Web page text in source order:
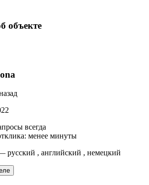
объекте
всегда
менее минуты
русский , английский , немецкий